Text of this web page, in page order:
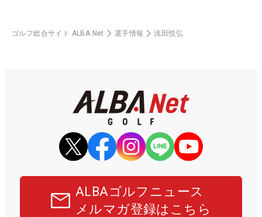
ゴルフ総合サイト ALBA Net 選手情報 浅田悦弘
ALBAゴルフニュース
メルマガ登録はこちら